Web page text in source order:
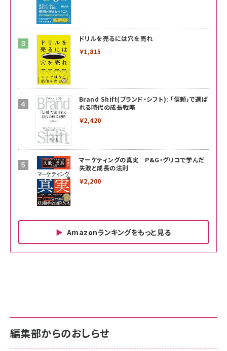
ドリルを売るには穴を売れ
￥1,815
Brand Shift(ブランド・シフト): 「信頼」で選ば
れる時代の成長戦略
￥2,420
マーケティングの真実 P&G・グリコで学んだ
失敗と成長の法則
￥2,200
Amazonランキングをもっと見る
￥880
anan(アンアン)2026/06/24号 No.2500増刊
スペシャルエディション[王道エンタメの矜持／
サポート正規品 メーカー保証5年 KLMEA128G
NIMASO ガラスフィルム iPhone 17 用 保護フィ
サポート正規品 メーカー保証5年 KLMEA128G
Amazon eギフトカード - Amazonロゴ - クラ
編集部からのおしらせ